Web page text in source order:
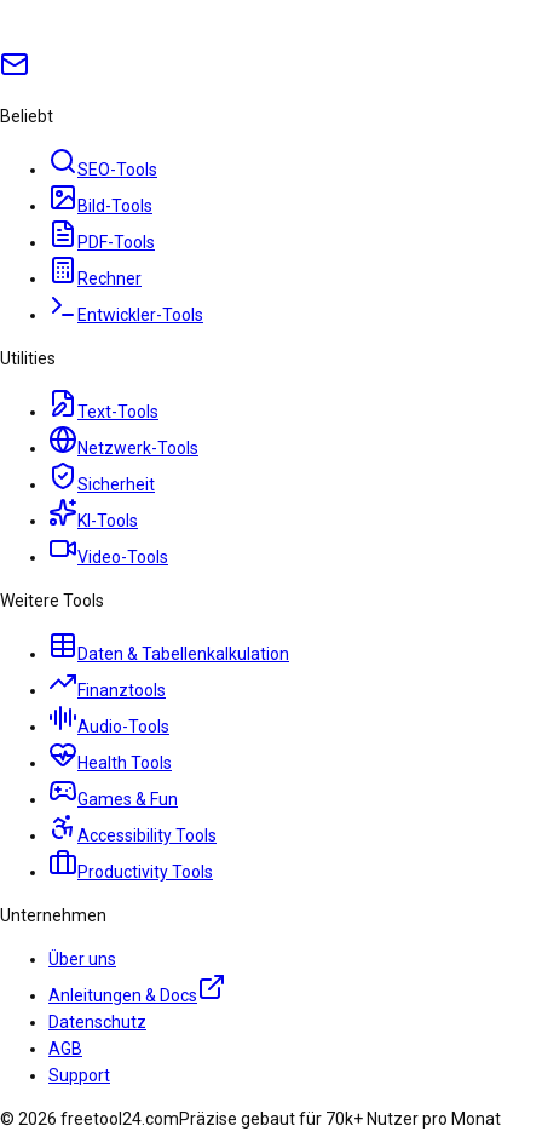
Beliebt
SEO-Tools
Bild-Tools
PDF-Tools
Rechner
Entwickler-Tools
Utilities
Text-Tools
Netzwerk-Tools
Sicherheit
KI-Tools
Video-Tools
Weitere Tools
Daten & Tabellenkalkulation
Finanztools
Audio-Tools
Health Tools
Games & Fun
Accessibility Tools
Productivity Tools
Unternehmen
Über uns
Anleitungen & Docs
Datenschutz
AGB
Support
© 2026 freetool24.comPräzise gebaut für 70k+ Nutzer pro Monat